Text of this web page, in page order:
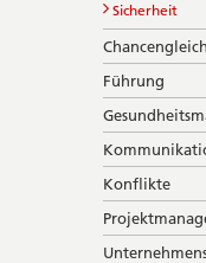
Sicherheit
Führung
Konflikte